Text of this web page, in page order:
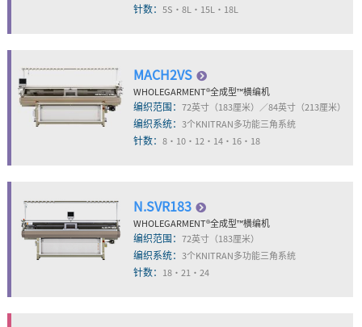
针数： 5S・8L・15L・18L
MACH2VS
WHOLEGARMENT®全成型™横编机
编织范围： 72英寸（183厘米）／84英寸（213厘米）
编织系统： 3个KNITRAN多功能三角系统
针数： 8・10・12・14・16・18
N.SVR183
WHOLEGARMENT®全成型™横编机
编织范围： 72英寸（183厘米）
编织系统： 3个KNITRAN多功能三角系统
针数： 18・21・24